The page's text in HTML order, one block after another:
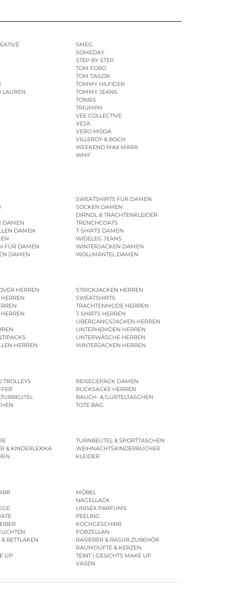
LAUREN
SMEG
SOMEDAY
STEP BY STEP
TOM FORD
TOM TAILOR
TOMMY HILFIGER
TOMMY JEANS
TONIES
TRIUMPH
VEE COLLECTIVE
VEJA
VERO MODA
VILLEROY & BOCH
WEEKEND MAX MARA
WMF
DAMEN
DAMEN
FÜR DAMEN
DAMEN
SWEATSHIRTS FÜR DAMEN
SOCKEN DAMEN
DIRNDL & TRACHTENKLEIDER
TRENCHCOATS
T-SHIRTS DAMEN
WIDELEG JEANS
WINTERJACKEN DAMEN
WOLLMÄNTEL DAMEN
HERREN
HERREN
STRICKJACKEN HERREN
SWEATSHIRTS
TRACHTENMODE HERREN
T-SHIRTS HERREN
ÜBERGANGSJACKEN HERREN
UNTERHEMDEN HERREN
UNTERWÄSCHE HERREN
WINTERJACKEN HERREN
TROLLEYS
REISEGEPÄCK DAMEN
RUCKSÄCKE HERREN
BAUCH- & GÜRTELTASCHEN
TOTE BAG
& KINDERLEXIKA
TURNBEUTEL & SPORTTASCHEN
WEIHNACHTSKINDERBÜCHER
KLEIDER
BETTLAKEN
UP
MÖBEL
NAGELLACK
UNISEX PARFUMS
PEELING
KOCHGESCHIRR
PORZELLAN
RASIERER & RASUR ZUBEHÖR
RAUMDÜFTE & KERZEN
TEINT | GESICHTS MAKE UP
VASEN